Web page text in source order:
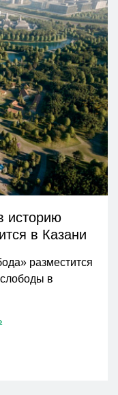
историю
в Казани
разместится
в